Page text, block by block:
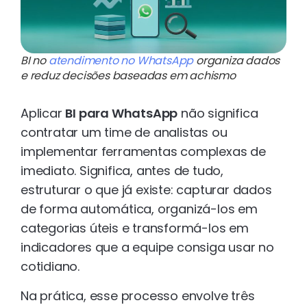
BI noatendimento no WhatsApporganiza dados
e reduz decisões baseadas em achismo
Aplicar BI para WhatsApp não significa
contratar um time de analistas ou
implementar ferramentas complexas de
imediato. Significa, antes de tudo,
estruturar o que já existe: capturar dados
de forma automática, organizá-los em
categorias úteis e transformá-los em
indicadores que a equipe consiga usar no
cotidiano.
Na prática, esse processo envolve três